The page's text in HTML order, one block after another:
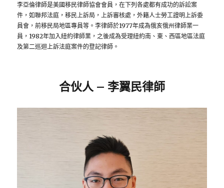
李亞倫律師是美國移民律師協會會員，在下列各處都有成功的訴訟案
件，如聯邦法庭，移民上訴局，上訴審核處，外籍人士勞工證明上訴委
員會，前移民局地區專員等。李律師於1977年成為俄亥俄州律師業一
員，1982年加入紐約律師業，之後成為受理紐約南、東、西區地區法庭
及第二巡迴上訴法庭案件的登記律師。
合伙人 – 李翼民律師